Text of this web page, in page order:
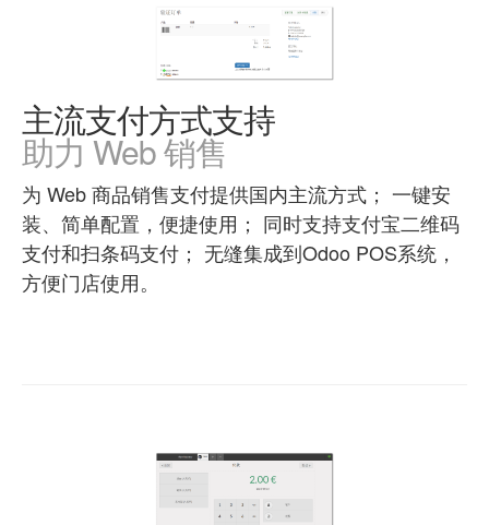
主流支付方式支持
助力 Web 销售
为 Web 商品销售支付提供国内主流方式； 一键安
装、简单配置，便捷使用； 同时支持支付宝二维码
支付和扫条码支付； 无缝集成到Odoo POS系统，
方便门店使用。